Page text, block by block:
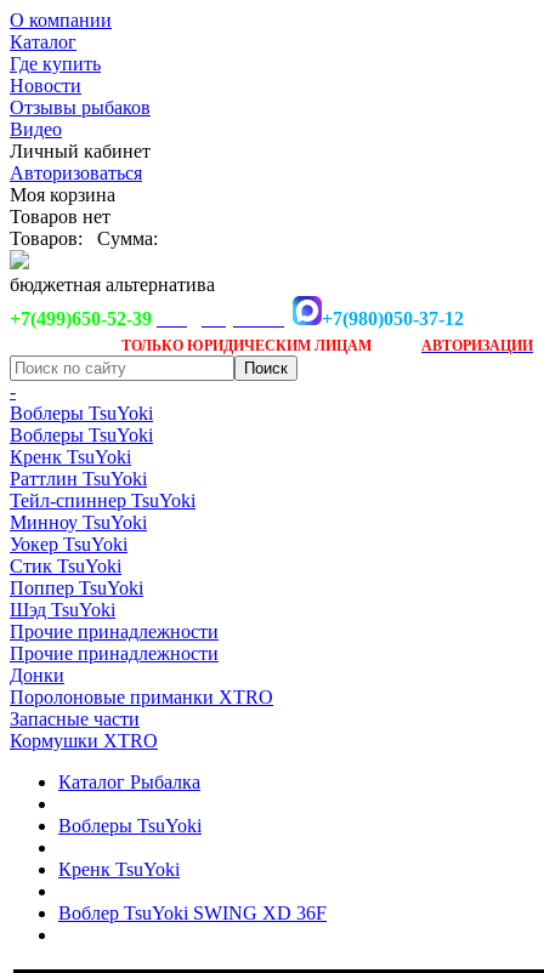
О компании
Каталог
Где купить
Новости
Отзывы рыбаков
Видео
Личный кабинет
Авторизоваться
Моя корзина
Товаров нет
Товаров:
Сумма:
бюджетная альтернатива
+7(499)650-52-39
+7(980)050-37-12
ТОЛЬКО ЮРИДИЧЕСКИМ ЛИЦАМ АВТОРИЗАЦИИ
-
Воблеры TsuYoki
Воблеры TsuYoki
Кренк TsuYoki
Раттлин TsuYoki
Тейл-спиннер TsuYoki
Минноу TsuYoki
Уокер TsuYoki
Стик TsuYoki
Поппер TsuYoki
Шэд TsuYoki
Прочие принадлежности
Прочие принадлежности
Донки
Поролоновые приманки XTRO
Запасные части
Кормушки XTRO
Каталог Рыбалка
Воблеры TsuYoki
Кренк TsuYoki
Воблер TsuYoki SWING XD 36F